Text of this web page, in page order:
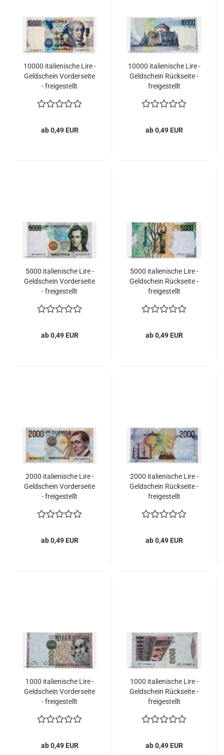
10000 italienische Lire -
Geldschein Vorderseite
- freigestellt
ab 0,49 EUR
10000 italienische Lire -
Geldschein Rückseite -
freigestellt
ab 0,49 EUR
5000 italienische Lire -
Geldschein Vorderseite
- freigestellt
ab 0,49 EUR
5000 italienische Lire -
Geldschein Rückseite -
freigestellt
ab 0,49 EUR
2000 italienische Lire -
Geldschein Vorderseite
- freigestellt
ab 0,49 EUR
2000 italienische Lire -
Geldschein Rückseite -
freigestellt
ab 0,49 EUR
1000 italienische Lire -
Geldschein Vorderseite
- freigestellt
ab 0,49 EUR
1000 italienische Lire -
Geldschein Rückseite -
freigestellt
ab 0,49 EUR